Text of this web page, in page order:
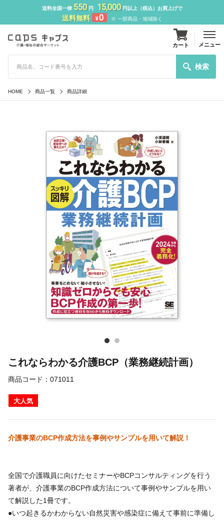
送料全国一律 550円 15,000円以上（税込）お買上げで
送料無料 ¥0 ※ 一部商品・地域除く
検索
カート メニュー
HOME 商品一覧 商品詳細
これならわかる介護BCP（業務継続計画）
商品コード： 071011
大人気
介護事業のBCP作成方法を事例やサンプルを用いて解説！
全国で介護職員に向けたセミナーやBCPコンサルティングを行う
著者が、介護事業のBCP作成方法について事例やサンプルを用い
て解説した1冊です。
●いつ起きるかわからない自然災害や感染症に備えて事前に準備し